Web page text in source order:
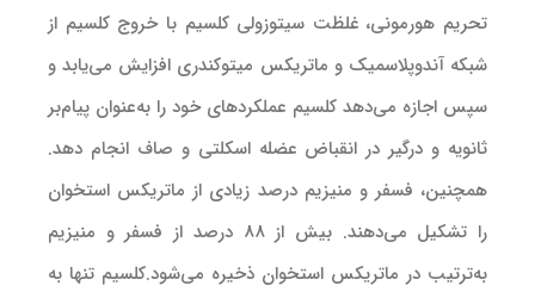
تحریم هورمونی، غلظت سیتوزولی کلسیم با خروج کلسیم از
شبکه آندوپلاسمیک و ماتریکس میتوکندری افزایش می‌یابد و
سپس اجازه می‌دهد کلسیم عملکردهای خود را به‌عنوان پیام‌بر
ثانویه و درگیر در انقباض عضله اسکلتی و صاف انجام دهد.
همچنین، فسفر و منیزیم درصد زیادی از ماتریکس استخوان
را تشکیل می‌دهند. بیش از 88 درصد از فسفر و منیزیم
به‌ترتیب در ماتریکس استخوان ذخیره می‌شود.کلسیم تنها به